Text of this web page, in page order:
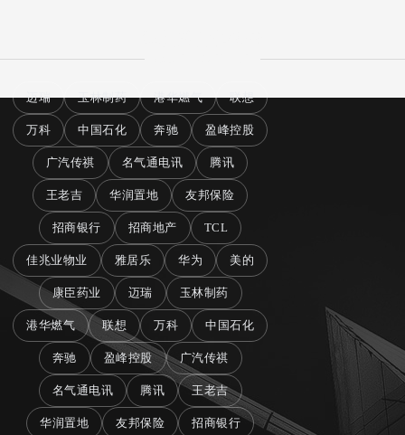
玉林制药 港华燃气 联想 万科
中国石化 奔驰 盈峰控股
广汽传祺 名气通电讯 腾讯
王老吉 华润置地 友邦保险
招商银行 招商地产 TCL
佳兆业物业 雅居乐 华为 美的
康臣药业 迈瑞 玉林制药
港华燃气 联想 万科 中国石化
奔驰 盈峰控股 广汽传祺
名气通电讯 腾讯 王老吉
华润置地 友邦保险 招商银行